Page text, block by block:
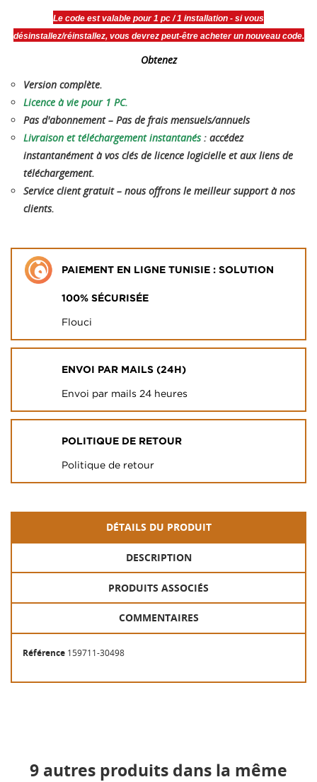
Le code est valable pour 1 pc / 1 installation - si vous
désinstallez/réinstallez, vous devrez peut-être acheter un nouveau code.
Obtenez
Version complète.
Licence à vie pour 1 PC.
Pas d'abonnement – ​​Pas de frais mensuels/annuels
Livraison et téléchargement instantanés: accédez
instantanément à vos clés de licence logicielle et aux liens de
téléchargement.
Service client gratuit – nous offrons le meilleur support à nos
clients.
PAIEMENT EN LIGNE TUNISIE : SOLUTION
100% SÉCURISÉE
Flouci
ENVOI PAR MAILS (24H)
Envoi par mails 24 heures
POLITIQUE DE RETOUR
Politique de retour
DÉTAILS DU PRODUIT
DESCRIPTION
PRODUITS ASSOCIÉS
COMMENTAIRES
Référence 159711-30498
9 autres produits dans la même